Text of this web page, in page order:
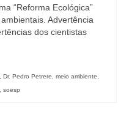
“Reforma Ecológica”
Advertência
dos cientistas
Dr. Pedro Petrere meio ambiente
soesp